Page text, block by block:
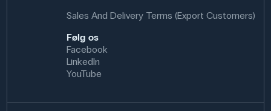
Sales And Delivery Terms (Export Customers)
Følg os
Facebook
LinkedIn
YouTube